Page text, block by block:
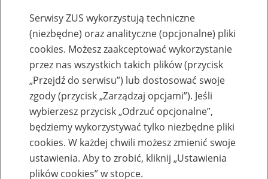
Emerytury
Baza zlikwidowanych lub
przekształconych zakładów pracy
Serwisy ZUS wykorzystują techniczne
(niezbędne) oraz analityczne (opcjonalne) pliki
cookies. Możesz zaakceptować wykorzystanie
przez nas wszystkich takich plików (przycisk
„Przejdź do serwisu”) lub dostosować swoje
zgody (przycisk „Zarządzaj opcjami”). Jeśli
wybierzesz przycisk „Odrzuć opcjonalne”,
będziemy wykorzystywać tylko niezbędne pliki
cookies. W każdej chwili możesz zmienić swoje
ustawienia. Aby to zrobić, kliknij „Ustawienia
plików cookies” w stopce.